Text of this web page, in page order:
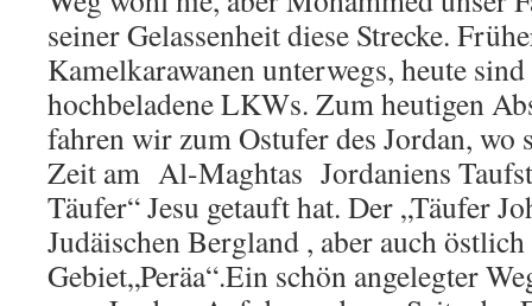
seiner Gelassenheit diese Strecke.
Kamelkarawanen unterwegs, heute
hochbeladene LKWs. Zum heutigen
fahren wir zum Ostufer des Jordan,
Zeit am Al-Maghtas Jordaniens
Täufer“ Jesu getauft hat. Der „Täufer
Judäischen Bergland , aber auch
Gebiet„Peräa“.Ein schön angelegter